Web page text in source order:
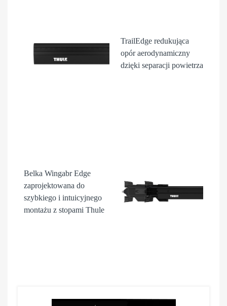
TrailEdge redukująca
opór aerodynamiczny
dzięki separacji powietrza
Belka Wingabr Edge
zaprojektowana do
szybkiego i intuicyjnego
montażu z stopami Thule